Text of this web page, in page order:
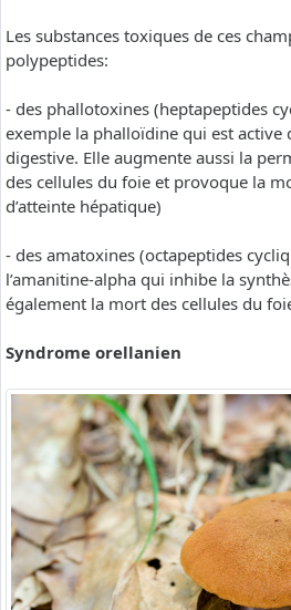
Les substances toxiques de ces
polypeptides:
- des phallotoxines (heptapeptides
exemple la phalloïdine qui est active
digestive. Elle augmente aussi la
des cellules du foie et provoque la
d’atteinte hépatique)
- des amatoxines (octapeptides
l’amanitine-alpha qui inhibe la
également la mort des cellules du
Syndrome orellanien